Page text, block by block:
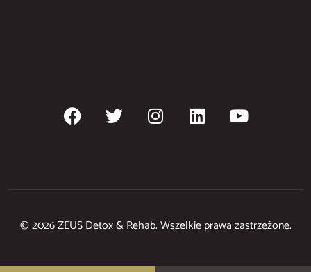
© 2026 ZEUS Detox & Rehab. Wszelkie prawa zastrzeżone.